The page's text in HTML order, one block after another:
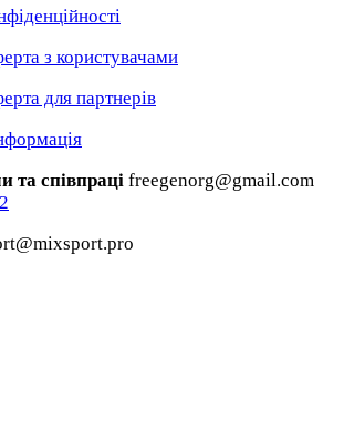
з користувачами
для партнерів
та співпраці freegenorg@gmail.com